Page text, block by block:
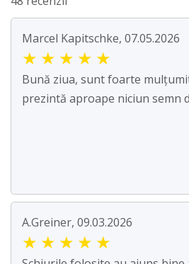
Marcel Kapitschke, 07.05.2026
★ ★ ★ ★ ★
Bună ziua, sunt foarte
prezintă aproape niciun semn
A.Greiner, 09.03.2026
★ ★ ★ ★ ★